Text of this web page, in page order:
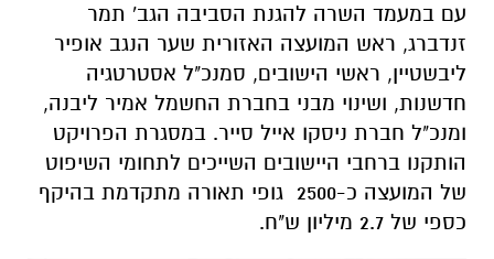
עם במעמד השרה להגנת הסביבה הגב' תמר
זנדברג, ראש המועצה האזורית שער הנגב אופיר
ליבשטיין, ראשי הישובים, סמנכ"ל אסטרטגיה
חדשנות, ושינוי מבני בחברת החשמל אמיר ליבנה,
ומנכ"ל חברת ניסקו אייל סייר. במסגרת הפרויקט
הותקנו ברחבי היישובים השייכים לתחומי השיפוט
של המועצה כ-2500 גופי תאורה מתקדמת בהיקף
כספי של 2.7 מיליון ש"ח.